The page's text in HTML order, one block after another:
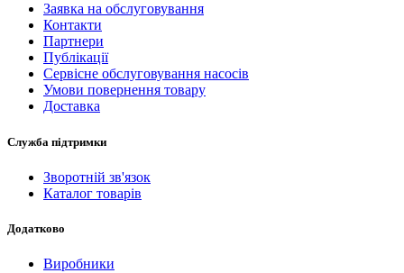
Заявка на обслуговування
Контакти
Партнери
Публікації
Сервісне обслуговування насосів
Умови повернення товару
Доставка
Служба підтримки
Зворотній зв'язок
Каталог товарів
Додатково
Виробники